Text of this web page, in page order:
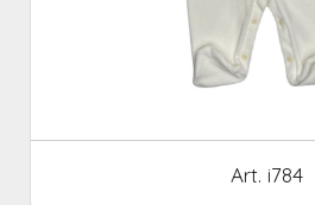
Art. i784